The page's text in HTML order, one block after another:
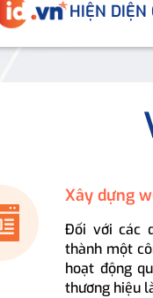
HIỆN DIỆN
Xây dựng
Đối với các
thành một
hoạt động
thương hiệu